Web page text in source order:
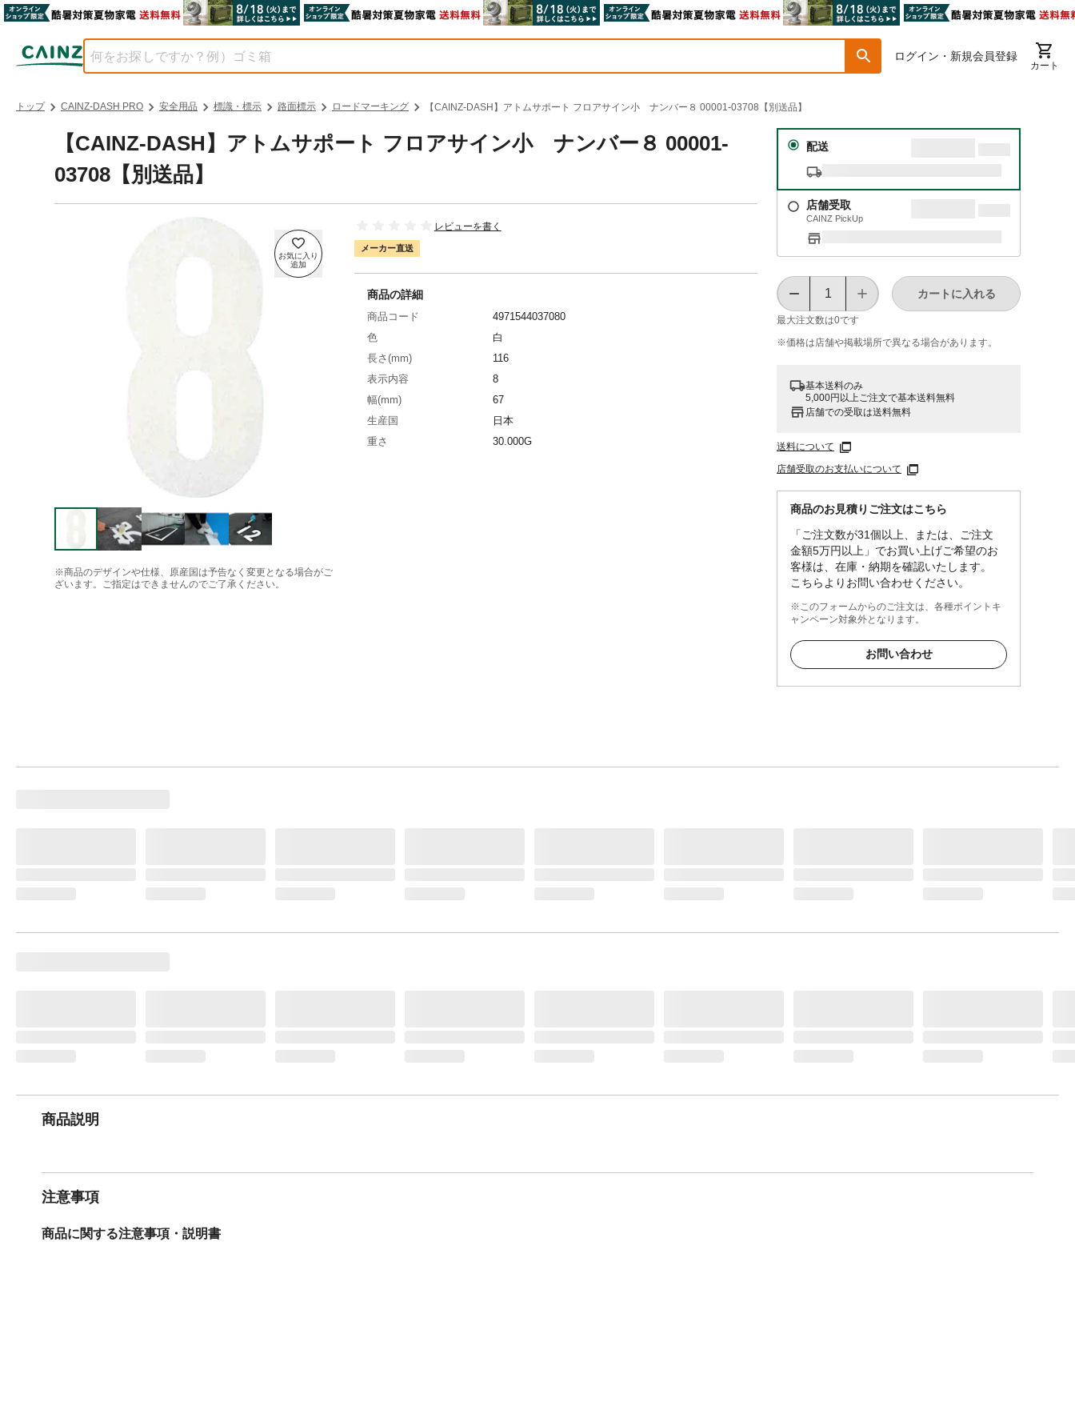
ログイン・新規会員登録
カート
トップ CAINZ-DASH PRO 安全用品 標識・標示 路面標示 ロードマーキング 【CAINZ-DASH】アトムサポート フロアサイン小 ナンバー８ 00001-03708【別送品】
【CAINZ-DASH】アトムサポート フロアサイン小 ナンバー８ 00001-
03708【別送品】
※商品のデザインや仕様、原産国は予告なく変更となる場合がご
ざいます。ご指定はできませんのでご了承ください。
レビューを書く
メーカー直送
配送
店舗受取
CAINZ PickUp
最大注文数は0です
カートに入れる
※価格は​店舗や​掲載場所で​異なる​場合が​あります。
基本送料のみ
5,000円以上ご注文で基本送料無料
店舗での受取は送料無料
送料について
店舗受取のお支払いについて
商品のお見積りご注文はこちら
「ご注文数が31個以上、または、ご注文
金額5万円以上」でお買い上げご希望のお
客様は、在庫・納期を確認いたします。
こちらよりお問い合わせください。
※このフォームからのご注文は、各種ポイントキ
ャンペーン対象外となります。
お問い合わせ
商品の詳細
商品コード
4971544037080
色
白
長さ(mm)
116
表示内容
8
幅(mm)
67
生産国
日本
重さ
30.000G
商品説明
注意事項
商品に関する注意事項・説明書